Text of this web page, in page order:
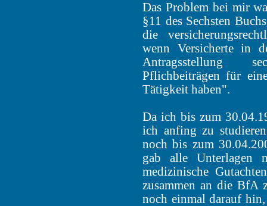
Das Problem bei mir
§11 des Sechsten
die
wenn Versicherte in
Antragsstellung
Pflichbeiträgen für
Tätigkeit haben".
Da ich bis zum
ich anfing zu
noch bis zum
gab alle Unterlagen
medizinische
zusammen an die BfA
noch einmal darauf